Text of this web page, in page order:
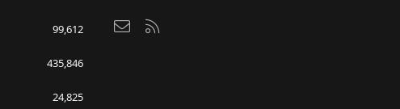
99,612
435,846
24,825
Bize ulaşın